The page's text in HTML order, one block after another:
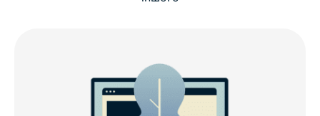
Сумісність з дистрибутивами Linux